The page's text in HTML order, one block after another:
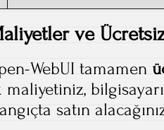
ve
WebUI tamamen
maliyetiniz,
satın